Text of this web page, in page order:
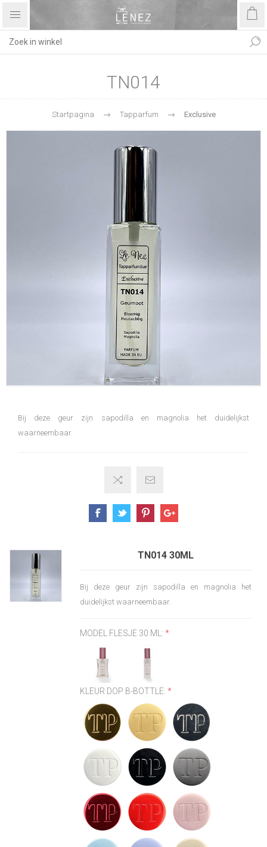
TN014
Startpagina Tapparfum Exclusive
Bij deze geur zijn sapodilla en magnolia het duidelijkst
waarneembaar.
TN014 30ML
Bij deze geur zijn sapodilla en magnolia het
duidelijkst waarneembaar.
MODEL FLESJE 30 ML:*
KLEUR DOP B-BOTTLE:*